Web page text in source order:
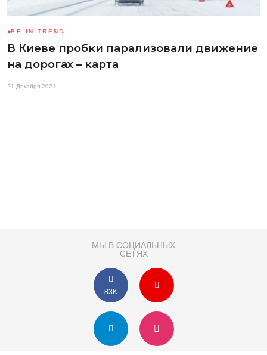
BE IN TREND
В Киеве пробки парализовали движение
на дорогах – карта
21 Декабря 2021
МЫ В СОЦИАЛЬНЫХ
СЕТЯХ
83K